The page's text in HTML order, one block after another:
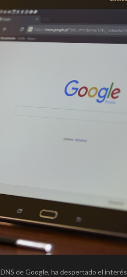
de Google, ha despertado el